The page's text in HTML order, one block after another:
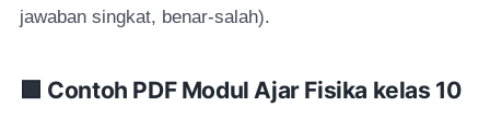
jawaban singkat, benar-salah).
🟩 Contoh PDF Modul Ajar Fisika kelas 10